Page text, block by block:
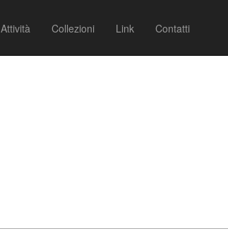
Attività Collezioni Link Contatti